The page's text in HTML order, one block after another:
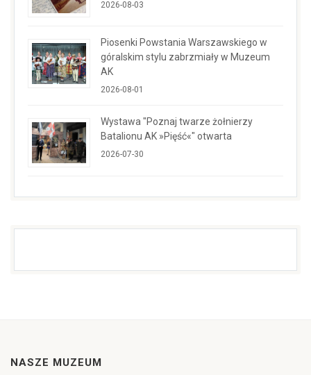
2026-08-03
Piosenki Powstania Warszawskiego w
góralskim stylu zabrzmiały w Muzeum
AK
2026-08-01
Wystawa "Poznaj twarze żołnierzy
Batalionu AK »Pięść«" otwarta
2026-07-30
NASZE MUZEUM